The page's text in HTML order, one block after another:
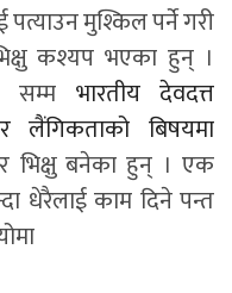
मुश्किल पर्ने गरी
कश्यप भएका हुन् ।
सम्म भारतीय देवदत्त
लैंगिकताको बिषयमा
भिक्षु बनेका हुन् । एक
धेरैलाई काम दिने पन्त